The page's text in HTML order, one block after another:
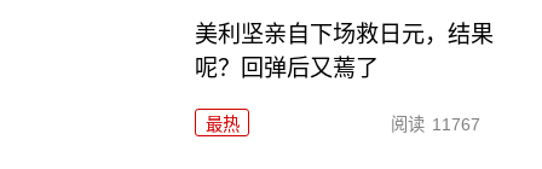
美利坚亲自下场救日元，结果
呢？回弹后又蔫了
最热 阅读 11767